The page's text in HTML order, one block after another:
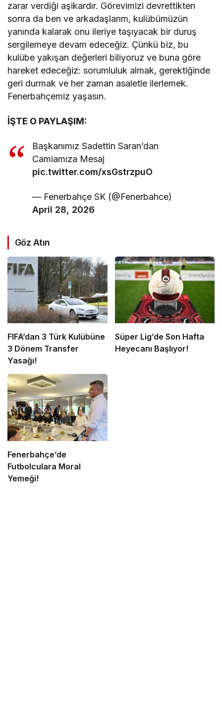
zarar verdiği aşikardır. Görevimizi devrettikten
sonra da ben ve arkadaşlarım, kulübümüzün
yanında kalarak onu ileriye taşıyacak bir duruş
sergilemeye devam edeceğiz. Çünkü biz, bu
kulübe yakışan değerleri biliyoruz ve buna göre
hareket edeceğiz: sorumluluk almak, gerektiğinde
geri durmak ve her zaman asaletle ilerlemek.
Fenerbahçemiz yaşasın.
İŞTE O PAYLAŞIM:
Başkanımız Sadettin Saran’dan
Camiamıza Mesaj
pic.twitter.com/xsGstrzpuO
— Fenerbahçe SK (@Fenerbahce)
April 28, 2026
Göz Atın
FIFA’dan 3 Türk Kulübüne
3 Dönem Transfer
Yasağı!
Süper Lig’de Son Hafta
Heyecanı Başlıyor!
Fenerbahçe’de
Futbolculara Moral
Yemeği!